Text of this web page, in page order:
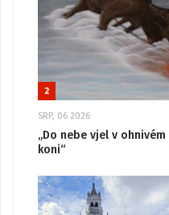
2
SRP, 06 2026
„Do nebe vjel v
koni“